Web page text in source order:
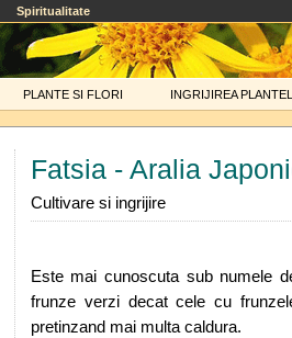
Spiritualitate
PLANTE SI FLORI INGRIJIREA
Fatsia - Aralia
Cultivare si ingrijire
Este mai cunoscuta sub numele
frunze verzi decat cele cu
pretinzand mai multa caldura.